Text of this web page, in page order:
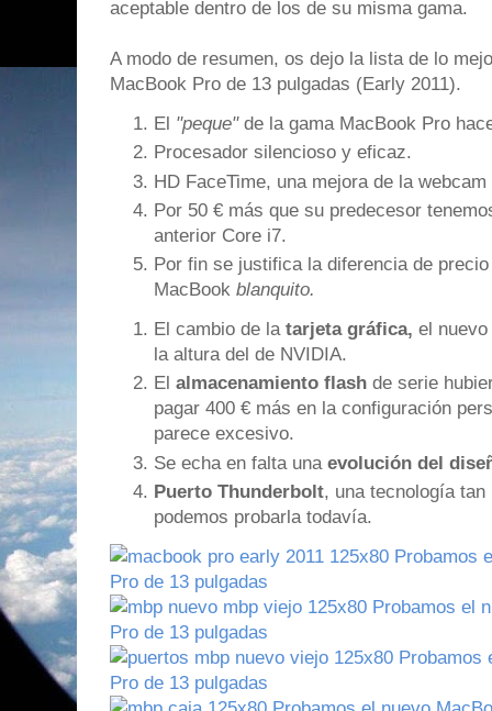
aceptable dentro de los de su misma gama.
A modo de resumen, os dejo la lista de lo
MacBook Pro de 13 pulgadas (Early 2011).
El "peque"de la gama MacBook Pro
Procesador silencioso y eficaz.
HD FaceTime, una mejora de la
Por 50 € más que su predecesor
anterior Core i7.
Por fin se justifica la diferencia de
MacBook blanquito.
El cambio de la tarjeta gráfica, el
la altura del de NVIDIA.
El almacenamiento flash de serie
pagar 400 € más en la configuración
parece excesivo.
Se echa en falta una evolución del
Puerto Thunderbolt, una tecnología
podemos probarla todavía.